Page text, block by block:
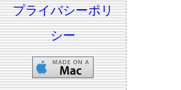
プライバシーポリ
シー